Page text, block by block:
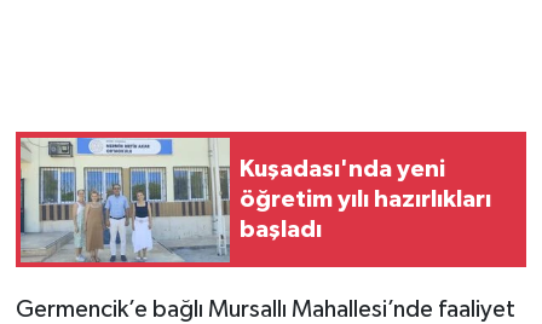
Kuşadası'nda yeni
öğretim yılı hazırlıkları
başladı
Germencik’e bağlı Mursallı Mahallesi’nde faaliyet